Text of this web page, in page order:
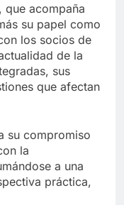
que acompaña
su papel como
los socios de
de la
sus
que afectan
su compromiso
la
a una
práctica,